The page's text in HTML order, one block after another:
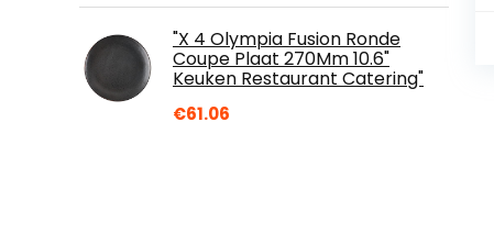
"X 4 Olympia Fusion Ronde
Coupe Plaat 270Mm 10.6"
Keuken Restaurant Catering"
€61.06